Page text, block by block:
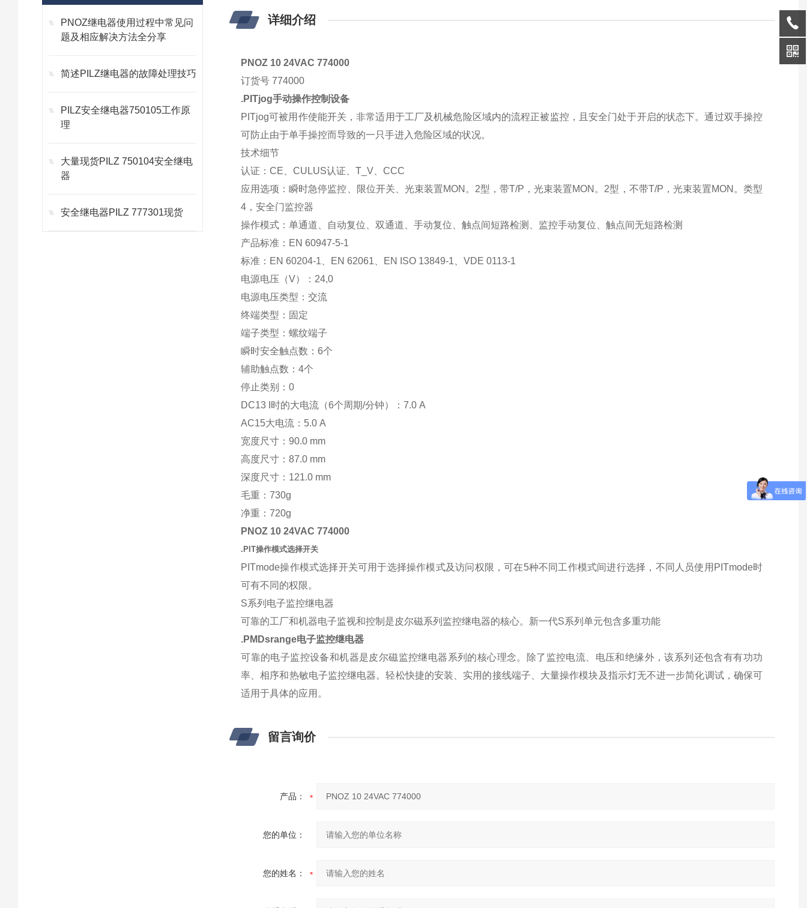
PNOZ继电器使用过程中常见问
题及相应解决方法全分享
简述PILZ继电器的故障处理技巧
PILZ安全继电器750105工作原
理
大量现货PILZ 750104安全继电
器
安全继电器PILZ 777301现货
详细介绍
PNOZ 10 24VAC 774000
订货号 774000
.PITjog手动操作控制设备
PITjog可被用作使能开关，非常适用于工厂及机械危险区域内的流程正被监控，且安全门处于开启的状态下。通过双手操控
可防止由于单手操控而导致的一只手进入危险区域的状况。
技术细节
认证：CE、CULUS认证、T_V、CCC
应用选项：瞬时急停监控、限位开关、光束装置MON。2型，带T/P，光束装置MON。2型，不带T/P，光束装置MON。类型
4，安全门监控器
操作模式：单通道、自动复位、双通道、手动复位、触点间短路检测、监控手动复位、触点间无短路检测
产品标准：EN 60947-5-1
标准：EN 60204-1、EN 62061、EN ISO 13849-1、VDE 0113-1
电源电压（V）：24,0
电源电压类型：交流
终端类型：固定
端子类型：螺纹端子
瞬时安全触点数：6个
辅助触点数：4个
停止类别：0
DC13 I时的大电流（6个周期/分钟）：7.0 A
AC15大电流：5.0 A
宽度尺寸：90.0 mm
高度尺寸：87.0 mm
深度尺寸：121.0 mm
毛重：730g
净重：720g
PNOZ 10 24VAC 774000
.PIT操作模式选择开关
PITmode操作模式选择开关可用于选择操作模式及访问权限，可在5种不同工作模式间进行选择，不同人员使用PITmode时
可有不同的权限。
S系列电子监控继电器
可靠的工厂和机器电子监视和控制是皮尔磁系列监控继电器的核心。新一代S系列单元包含多重功能
.PMDsrange电子监控继电器
可靠的电子监控设备和机器是皮尔磁监控继电器系列的核心理念。除了监控电流、电压和绝缘外，该系列还包含有有功功
率、相序和热敏电子监控继电器。轻松快捷的安装、实用的接线端子、大量操作模块及指示灯无不进一步简化调试，确保可
适用于具体的应用。
留言询价
产品：
您的单位：
您的姓名：